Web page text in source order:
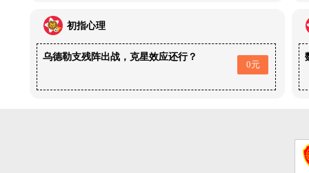
初指心理
乌德勒支残阵出战，克星效应还行？
0元